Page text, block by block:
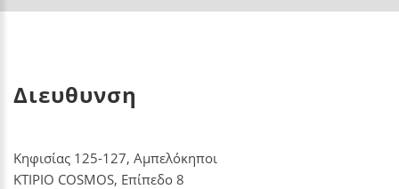
Διευθυνση
Κηφισίας 125-127, Αμπελόκηποι
ΚΤΙΡΙΟ COSMOS, Επίπεδο 8